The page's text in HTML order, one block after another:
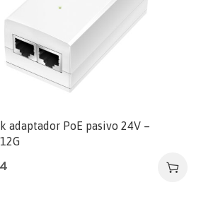
adaptador PoE pasivo 24V –